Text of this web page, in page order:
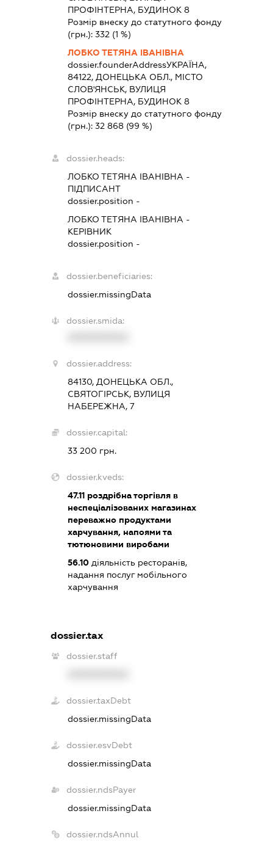
ПРОФІНТЕРНА, БУДИНОК 8
Розмір внеску до статутного фонду
(грн.): 332 (1 %)
ЛОБКО ТЕТЯНА ІВАНІВНА
dossier.founderAddressУКРАЇНА,
84122, ДОНЕЦЬКА ОБЛ., МІСТО
СЛОВ'ЯНСЬК, ВУЛИЦЯ
ПРОФІНТЕРНА, БУДИНОК 8
Розмір внеску до статутного фонду
(грн.): 32 868(99 %)
dossier.heads:
ЛОБКО ТЕТЯНА ІВАНІВНА -
ПІДПИСАНТ
dossier.position -
ЛОБКО ТЕТЯНА ІВАНІВНА -
КЕРІВНИК
dossier.position -
dossier.beneficiaries:
dossier.missingData
dossier.smida:
dossier.address:
84130, ДОНЕЦЬКА ОБЛ.,
СВЯТОГІРСЬК, ВУЛИЦЯ
НАБЕРЕЖНА, 7
dossier.capital:
33 200 грн.
dossier.kveds:
47.11роздрібна торгівля в
неспеціалізованих магазинах
переважно продуктами
харчування, напоями та
тютюновими виробами
56.10діяльність ресторанів,
надання послуг мобільного
харчування
dossier.tax
dossier.staff
dossier.taxDebt
dossier.missingData
dossier.esvDebt
dossier.missingData
dossier.ndsPayer
dossier.missingData
dossier.ndsAnnul